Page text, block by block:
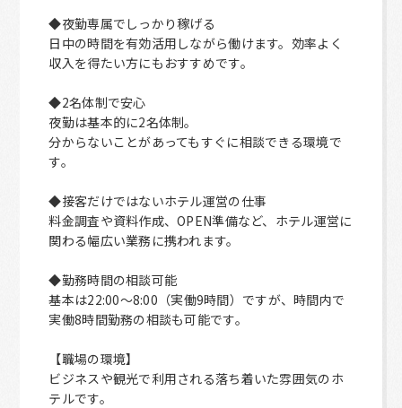
◆夜勤専属でしっかり稼げる
日中の時間を有効活用しながら働けます。効率よく
収入を得たい方にもおすすめです。
◆2名体制で安心
夜勤は基本的に2名体制。
分からないことがあってもすぐに相談できる環境で
す。
◆接客だけではないホテル運営の仕事
料金調査や資料作成、OPEN準備など、ホテル運営に
関わる幅広い業務に携われます。
◆勤務時間の相談可能
基本は22:00～8:00（実働9時間）ですが、時間内で
実働8時間勤務の相談も可能です。
【職場の環境】
ビジネスや観光で利用される落ち着いた雰囲気のホ
テルです。